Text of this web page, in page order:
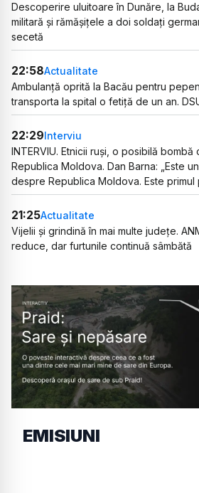
Descoperire uluitoare în Dunăre, la
militară și rămășițele a doi soldați
secetă
22:58Actualitate
Ambulanță oprită la Bacău pentru
transporta la spital o fetiță de un an.
22:29Interviu
INTERVIU. Etnicii ruși, o posibilă bombă
Republica Moldova. Dan Barna: „Este
despre Republica Moldova. Este primul
21:25Actualitate
Vijelii și grindină în mai multe județe.
reduce, dar furtunile continuă sâmbătă
EMISIUNI